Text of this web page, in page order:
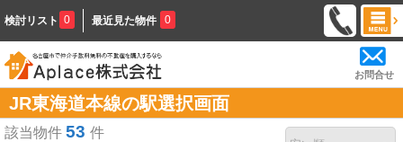
検討リスト 0 最近見た物件 0
お問合せ
JR東海道本線の駅選択画面
該当物件 53 件